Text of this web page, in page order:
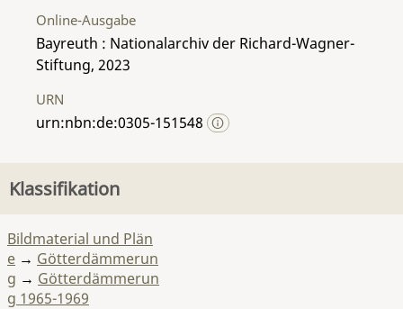
Online-Ausgabe
Bayreuth : Nationalarchiv der Richard-Wagner-
Stiftung, 2023
URN
urn:nbn:de:0305-151548
Klassifikation
Bildmaterial und Plän
e → Götterdämmerun
g → Götterdämmerun
g 1965-1969